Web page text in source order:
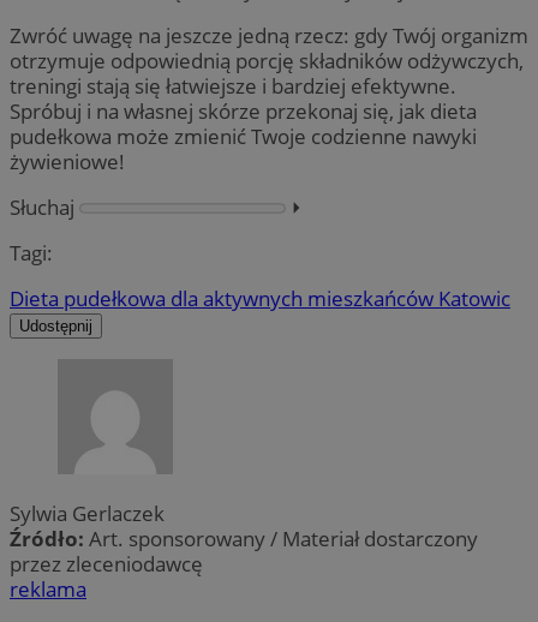
Zwróć uwagę na jeszcze jedną rzecz: gdy Twój organizm
otrzymuje odpowiednią porcję składników odżywczych,
treningi stają się łatwiejsze i bardziej efektywne.
Spróbuj i na własnej skórze przekonaj się, jak dieta
pudełkowa może zmienić Twoje codzienne nawyki
żywieniowe!
Słuchaj
⏵︎
Tagi:
Dieta pudełkowa dla aktywnych mieszkańców Katowic
Udostępnij
Sylwia Gerlaczek
Źródło: Art. sponsorowany / Materiał dostarczony
przez zleceniodawcę
reklama